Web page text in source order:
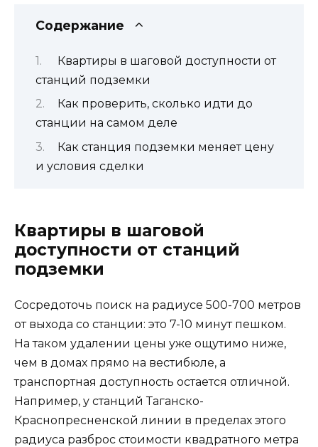
Содержание
Квартиры в шаговой доступности от
станций подземки
Как проверить, сколько идти до
станции на самом деле
Как станция подземки меняет цену
и условия сделки
Квартиры в шаговой
доступности от станций
подземки
Сосредоточь поиск на радиусе 500-700 метров
от выхода со станции: это 7-10 минут пешком.
На таком удалении цены уже ощутимо ниже,
чем в домах прямо на вестибюле, а
транспортная доступность остается отличной.
Например, у станций Таганско-
Краснопресненской линии в пределах этого
радиуса разброс стоимости квадратного метра